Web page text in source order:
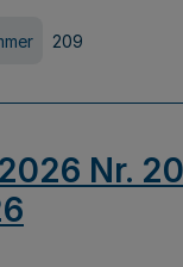
209
Nr.